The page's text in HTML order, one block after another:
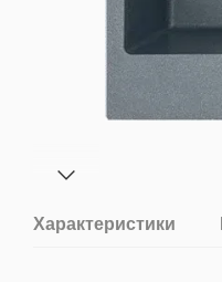
Характеристики